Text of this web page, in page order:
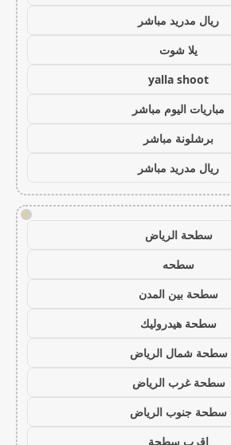
ريال مدريد مباشر
يلا شوت
yalla shoot
مباريات اليوم مباشر
برشلونة مباشر
ريال مدريد مباشر
!
سطحة الرياض
سطحه
سطحة بين المدن
سطحة هيدروليك
سطحة شمال الرياض
سطحة غرب الرياض
سطحة جنوب الرياض
اقرب سطحة